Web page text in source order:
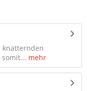
knatternden
mehr